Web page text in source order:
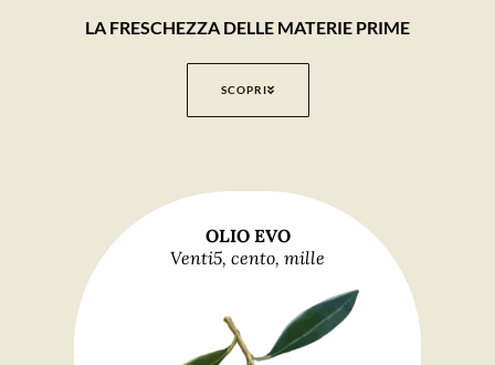
LA FRESCHEZZA DELLE MATERIE PRIME
SCOPRI
OLIO EVO
Venti5, cento, mille